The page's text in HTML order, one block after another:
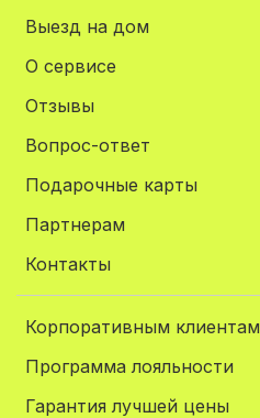
Выезд на дом
О сервисе
Отзывы
Вопрос-ответ
Подарочные карты
Партнерам
Контакты
Корпоративным клиентам
Программа лояльности
Гарантия лучшей цены